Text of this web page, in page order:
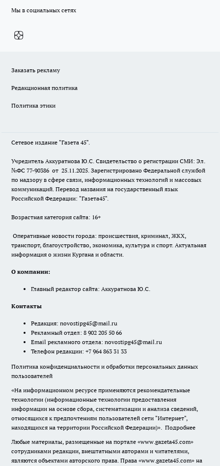
Мы в социальных сетях
Заказать рекламу
Редакционная политика
Политика этики
Сетевое издание "Газета 45".
Учредитель Аккуратнова Ю.С. Свидетельство о регистрации СМИ: Эл.
№ФС 77-90386 от 25.11.2025. Зарегистрировано Федеральной службой
по надзору в сфере связи, информационных технологий и массовых
коммуникаций. Перевод названия на государственный язык
Российской Федерации: "Газета45".
Возрастная категория сайта: 16+
Оперативные новости города: происшествия, криминал, ЖКХ,
транспорт, благоустройство, экономика, культура и спорт. Актуальная
информация о жизни Кургана и области.
О компании:
Главный редактор сайта: Аккуратнова Ю.С.
Контакты
Редакция: novostipg45@mail.ru
Рекламный отдел: 8 902 205 50 66
Email рекламного отдела: novostipg45@mail.ru
Телефон редакции: +7 964 863 31 33
Политика конфиденциальности и обработки персональных данных
пользователей
«На информационном ресурсе применяются рекомендательные
технологии (информационные технологии предоставления
информации на основе сбора, систематизации и анализа сведений,
относящихся к предпочтениям пользователей сети "Интернет",
находящихся на территории Российской Федерации)». Подробнее
Любые материалы, размещенные на портале «www.gazeta45.com»
сотрудниками редакции, внештатными авторами и читателями,
являются объектами авторского права. Права «www.gazeta45.com» на